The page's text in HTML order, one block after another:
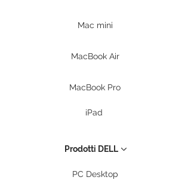
Mac mini
MacBook Air
MacBook Pro
iPad
Prodotti DELL
PC Desktop